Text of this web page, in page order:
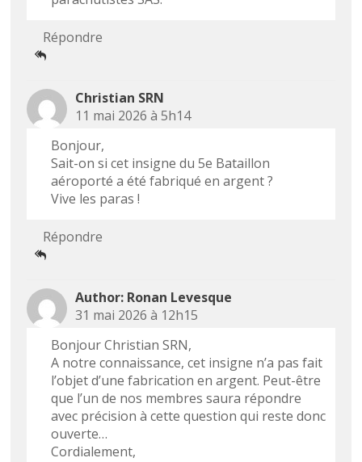
Répondre
Christian SRN
11 mai 2026 à 5h14
Bonjour,
Sait-on si cet insigne du 5e Bataillon
aéroporté a été fabriqué en argent ?
Vive les paras !
Répondre
Ronan Levesque
31 mai 2026 à 12h15
Bonjour Christian SRN,
A notre connaissance, cet insigne n’a pas fait
l’objet d’une fabrication en argent. Peut-être
que l’un de nos membres saura répondre
avec précision à cette question qui reste donc
ouverte…
Cordialement,